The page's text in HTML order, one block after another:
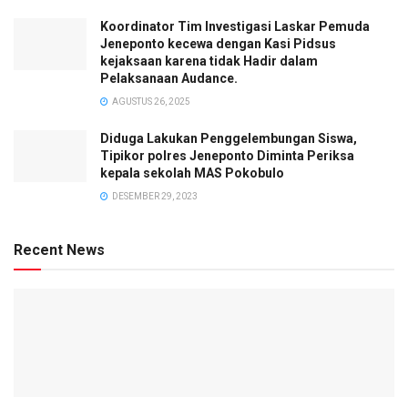
Koordinator Tim Investigasi Laskar Pemuda
Jeneponto kecewa dengan Kasi Pidsus
kejaksaan karena tidak Hadir dalam
Pelaksanaan Audance.
AGUSTUS 26, 2025
Diduga Lakukan Penggelembungan Siswa,
Tipikor polres Jeneponto Diminta Periksa
kepala sekolah MAS Pokobulo
DESEMBER 29, 2023
Recent News